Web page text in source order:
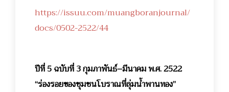
https://issuu.com/muangboranjournal/
docs/0502-2522/44
ปีที่ 5 ฉบับที่ 3 กุมภาพันธ์–มีนาคม พ.ศ. 2522
“ร่องรอยของชุมชนโบราณที่ลุ่มน้ำพานทอง”